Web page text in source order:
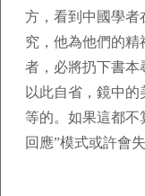
方，看到中國學者
究，他為他們的精
者，必將扔下書本
以此自省，鏡中
等的。如果這都
回應”模式或許會